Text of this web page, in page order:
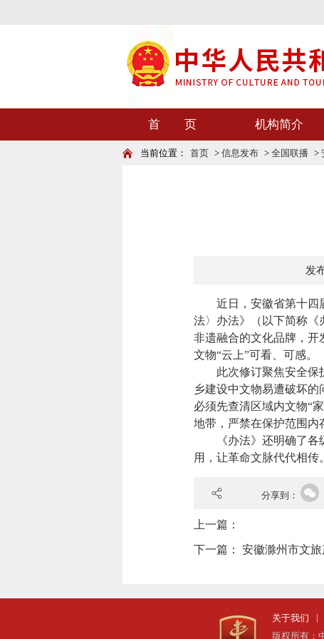
首 页 机构简介
当前位置： 首页 > 信息发布 > 全国联播 >
发
近日，安徽省第十四届
法〉办法》（以下简称《
非遗融合的文化品牌，开
文物“云上”可看、可感。
此次修订聚焦安全保护
乡建设中文物易遭破坏的
必须先查清区域内文物“
地带，严禁在保护范围内
《办法》还明确了各级
用，让革命文脉代代相传
分享到：
上一篇：
下一篇： 安徽滁州市文